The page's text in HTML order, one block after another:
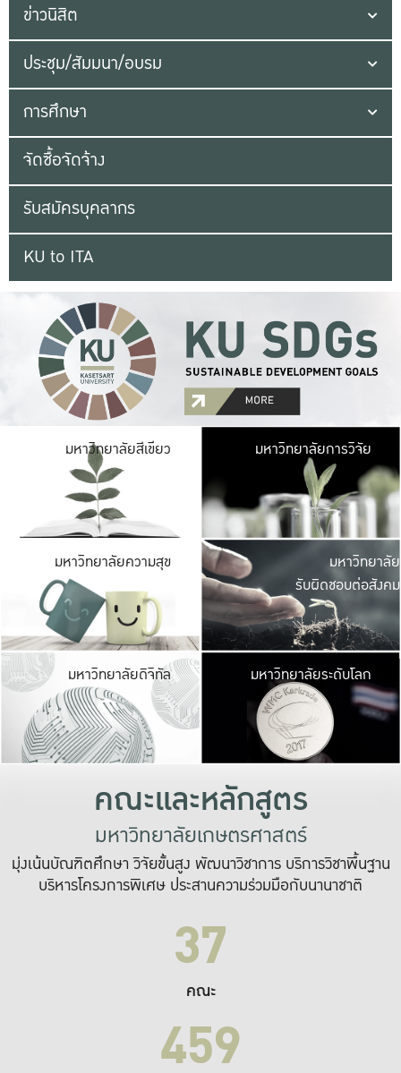
ข่าวนิสิต
ประชุม/สัมมนา/อบรม
การศึกษา
จัดซื้อจัดจ้าง
รับสมัครบุคลากร
KU to ITA
มหาวิทยาลัยสีเขียว มหาวิ
มีพื้นที่เขียวสดใส
เป็นป่าในเมือง เกษต
มหาวิทยาลัยการวิจัย
มหาวิทยาลัยความสุข มหาวิ
ค
เปิดประ
และพบเรื่องราวใ
มหาวิทยาลัย
รับผิดชอบต่อสังคม
มหาวิทยาลัยดิจิทัล มหาวิ
เปลี่ยนแปลง แล
เพื่อทำง
ระบบสารสนเทศ
มหาวิทยาลัยระดับโลก
คณะและหลักสูตร
มหาวิทยาลัยเกษตรศาสตร์
มุ่งเน้นบัณฑิตศึกษา วิจัยขั้นสูง พัฒนาวิชาการ บริการวิชาพื้นฐาน
บริหารโครงการพิเศษ ประสานความร่วมมือกับนานาชาติ
37
คณะ
459